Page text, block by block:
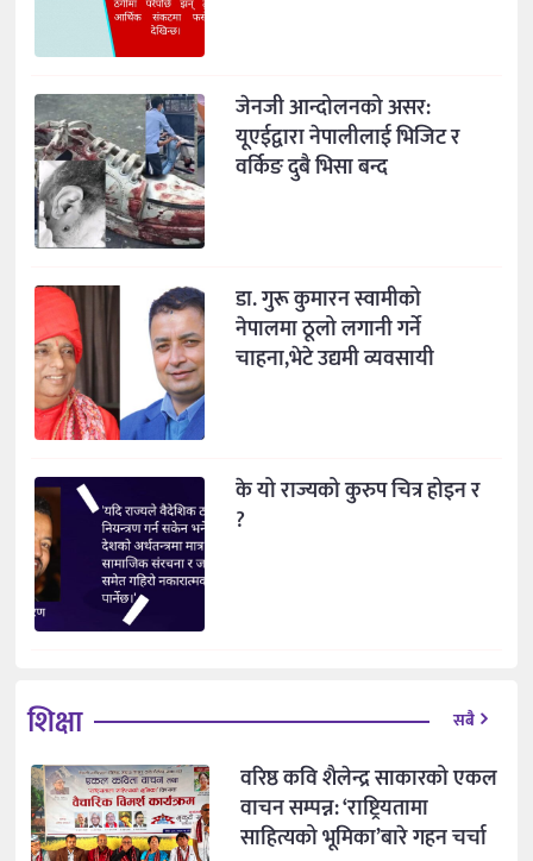
जेनजी आन्दोलनको असर:
यूएईद्वारा नेपालीलाई भिजिट र
वर्किङ दुबै भिसा बन्द
डा. गुरू कुमारन स्वामीको
नेपालमा ठूलो लगानी गर्ने
चाहना,भेटे उद्यमी व्यवसायी
के यो राज्यको कुरुप चित्र होइन र
?
शिक्षा सबै
वरिष्ठ कवि शैलेन्द्र साकारको एकल
वाचन सम्पन्न: ‘राष्ट्रियतामा
साहित्यको भूमिका’बारे गहन चर्चा